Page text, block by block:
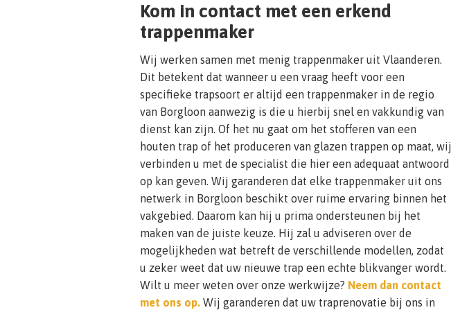
Kom in contact met een erkend
trappenmaker
Wij werken samen met menig trappenmaker uit Vlaanderen.
Dit betekent dat wanneer u een vraag heeft voor een
specifieke trapsoort er altijd een trappenmaker in de regio
van Borgloon aanwezig is die u hierbij snel en vakkundig van
dienst kan zijn. Of het nu gaat om het stofferen van een
houten trap of het produceren van glazen trappen op maat, wij
verbinden u met de specialist die hier een adequaat antwoord
op kan geven. Wij garanderen dat elke trappenmaker uit ons
netwerk in Borgloon beschikt over ruime ervaring binnen het
vakgebied. Daarom kan hij u prima ondersteunen bij het
maken van de juiste keuze. Hij zal u adviseren over de
mogelijkheden wat betreft de verschillende modellen, zodat
u zeker weet dat uw nieuwe trap een echte blikvanger wordt.
Wilt u meer weten over onze werkwijze? Neem dan contact
met ons op. Wij garanderen dat uw traprenovatie bij ons in